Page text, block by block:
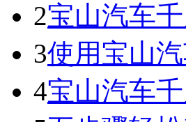
2宝山汽车
3使用宝山
4宝山汽车